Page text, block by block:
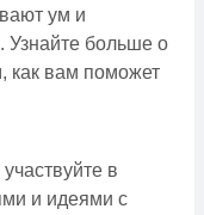
ум и
Узнайте больше о
как вам поможет
в
и идеями с